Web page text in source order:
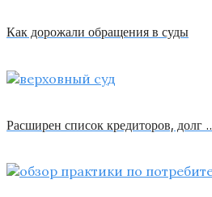
Как дорожали обращения в суды
Расширен список кредиторов, долг